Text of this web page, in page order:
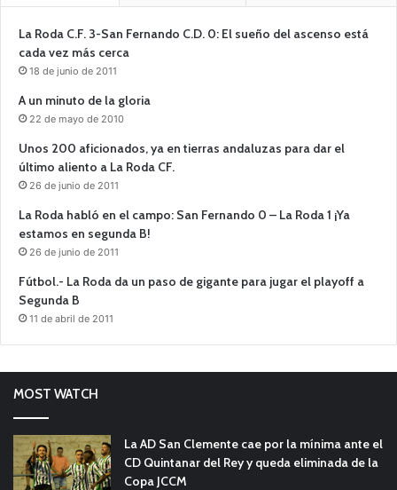
La Roda C.F. 3-San Fernando C.D. 0: El sueño del ascenso está
cada vez más cerca
18 de junio de 2011
A un minuto de la gloria
22 de mayo de 2010
Unos 200 aficionados, ya en tierras andaluzas para dar el
último aliento a La Roda CF.
26 de junio de 2011
La Roda habló en el campo: San Fernando 0 – La Roda 1 ¡Ya
estamos en segunda B!
26 de junio de 2011
Fútbol.- La Roda da un paso de gigante para jugar el playoff a
Segunda B
11 de abril de 2011
MOST WATCH
La AD San Clemente cae por la mínima ante el
CD Quintanar del Rey y queda eliminada de la
Copa JCCM